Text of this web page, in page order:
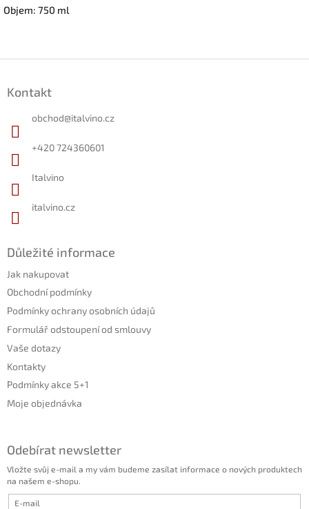
Objem: 750 ml
Kontakt
obchod@italvino.cz
+420 724360601
Italvino
italvino.cz
Důležité informace
Jak nakupovat
Obchodní podmínky
Podmínky ochrany osobních údajů
Formulář odstoupení od smlouvy
Vaše dotazy
Kontakty
Podmínky akce 5+1
Moje objednávka
Odebírat newsletter
Vložte svůj e-mail a my vám budeme zasílat informace o nových produktech
na našem e-shopu.
E-mail